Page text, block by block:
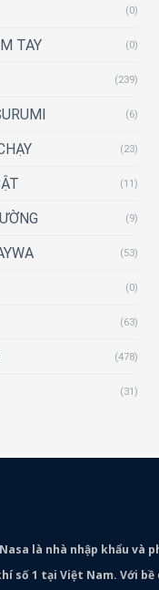
(0)
TAY (0)
(239)
(6)
(23)
(11)
(9)
(53)
(0)
(63)
(478)
(31)
là nhà nhập khẩu và
số 1 tại Việt Nam. Với bề